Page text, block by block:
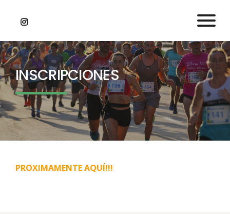
INICIO
RECORRIDO
TXIKIS
INSCRIPCIONES
PROXIMAMENTE AQUÍ!!!